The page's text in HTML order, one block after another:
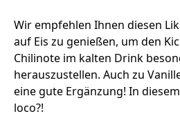
Wir empfehlen Ihnen diesen
auf Eis zu genießen, um den
Chilinote im kalten Drink
herauszustellen. Auch zu
eine gute Ergänzung! In
loco?!